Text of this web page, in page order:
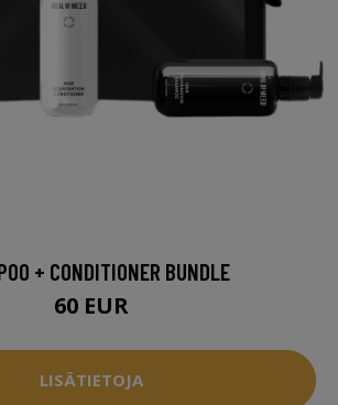
+ CONDITIONER BUNDLE
60 EUR
LISÄTIETOJA